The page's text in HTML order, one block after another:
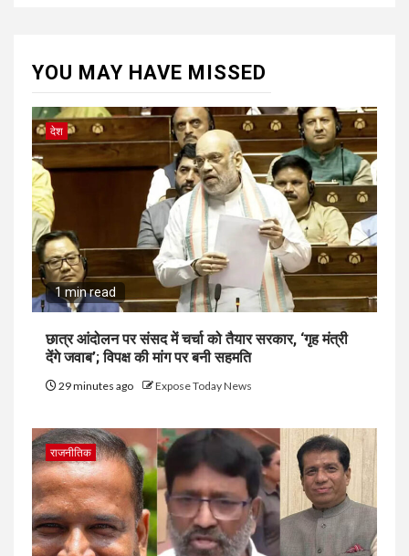
YOU MAY HAVE MISSED
देश
1 min read
छात्र आंदोलन पर संसद में चर्चा को तैयार सरकार, ‘गृह मंत्री
देंगे जवाब’; विपक्ष की मांग पर बनी सहमति
29 minutes ago Expose Today News
राजनीतिक